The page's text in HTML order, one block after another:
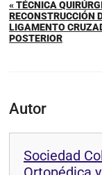
« TÉCNICA
RECONSTRUCCIÓN
LIGAMENTO
POSTERIOR
Autor
Sociedad